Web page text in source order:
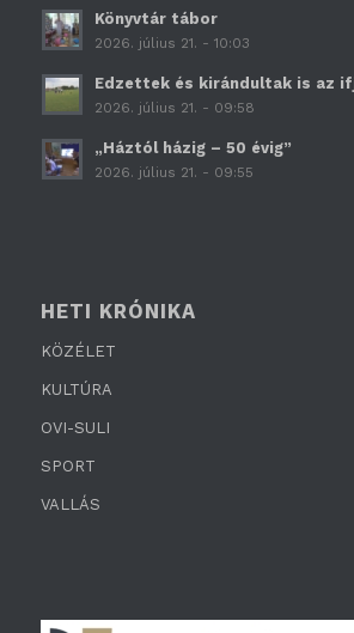
Könyvtár tábor
2026. július 21. - 10:03
Edzettek és kirándultak is az
2026. július 21. - 09:58
„Háztól házig – 50 évig”
2026. július 21. - 09:55
HETI KRÓNIKA
KÖZÉLET
KULTÚRA
OVI-SULI
SPORT
VALLÁS